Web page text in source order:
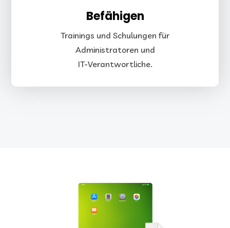
Befähigen
Trainings und Schulungen für
Administratoren und
IT-Verantwortliche.